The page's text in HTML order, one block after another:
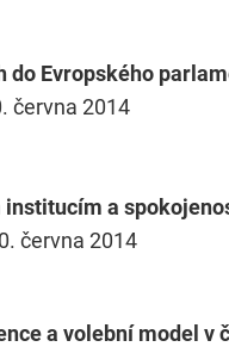
do Evropského
června 2014
institucím a
června 2014
a volební model v